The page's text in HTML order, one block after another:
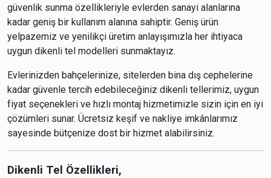
güvenlik sunma özellikleriyle evlerden sanayi alanlarına
kadar geniş bir kullanım alanına sahiptir. Geniş ürün
yelpazemiz ve yenilikçi üretim anlayışımızla her ihtiyaca
uygun dikenli tel modelleri sunmaktayız.
Evlerinizden bahçelerinize, sitelerden bina dış cephelerine
kadar güvenle tercih edebileceğiniz dikenli tellerimiz, uygun
fiyat seçenekleri ve hızlı montaj hizmetimizle sizin için en iyi
çözümleri sunar. Ücretsiz keşif ve nakliye imkânlarımız
sayesinde bütçenize dost bir hizmet alabilirsiniz.
Dikenli Tel Özellikleri,